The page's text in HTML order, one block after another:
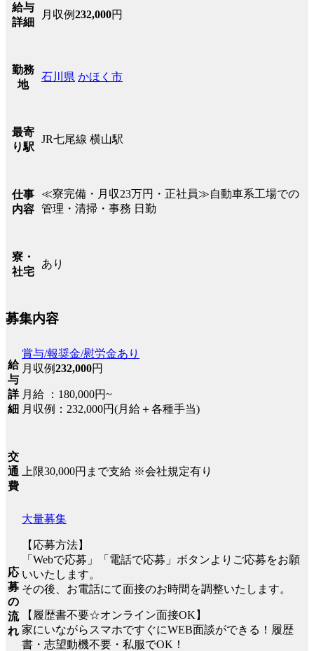
給与
詳細
月収例232,000円
勤務
地
石川県 かほく市
最寄
り駅
JR七尾線 横山駅
仕事
内容
≪寮完備・月収23万円・正社員≫自動車系工場での
管理・清掃・事務 日勤
寮・
社宅
あり
募集内容
給
与
詳
細
賞与/報奨金/慰労金あり
月収例232,000円
月給 ：180,000円~
月収例：232,000円(月給＋各種手当)
交
通
費
上限30,000円まで支給 ※会社規定有り
応
募
の
流
れ
大量募集
【応募方法】
「Webで応募」「電話で応募」ボタンよりご応募をお願
いいたします。
その後、お電話にて面接のお時間を調整いたします。
【履歴書不要☆オンライン面接OK】
家にいながらスマホですぐにWEB面談ができる！履歴
書・志望動機不要・私服でOK！